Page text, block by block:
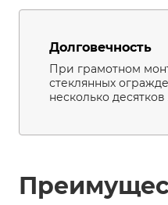
Долговечность
При грамотном
стеклянных
несколько десятков